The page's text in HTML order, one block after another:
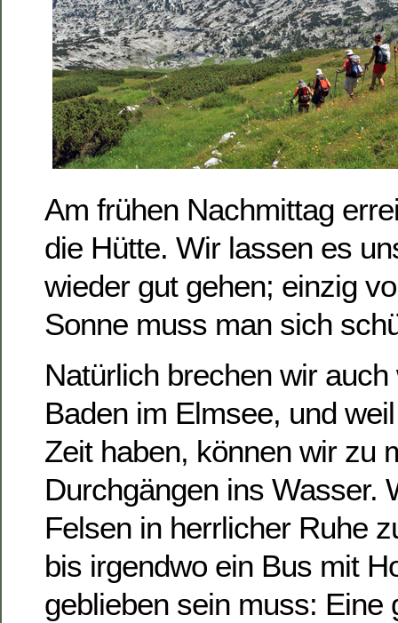
Am frühen Nachmittag
die Hütte. Wir lassen es
wieder gut gehen; einzig
Sonne muss man sich
Natürlich brechen wir
Baden im Elmsee, und
Zeit haben, können wir zu
Durchgängen ins Wasser.
Felsen in herrlicher Ruhe
bis irgendwo ein Bus mit
geblieben sein muss: Eine